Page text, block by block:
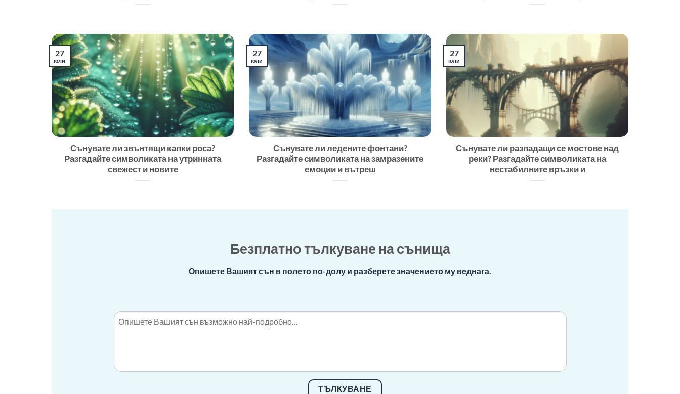
Сънувате ли звънтящи капки роса?
Разгадайте символиката на утринната
свежест и новите
27
юли
Сънувате ли ледените фонтани?
Разгадайте символиката на замразените
емоции и вътреш
27
юли
Сънувате ли разпадащи се мостове над
реки? Разгадайте символиката на
нестабилните връзки и
27
юли
Безплатно тълкуване на сънища
Опишете Вашият сън в полето по-долу и разберете значението му веднага.
ТЪЛКУВАНЕ